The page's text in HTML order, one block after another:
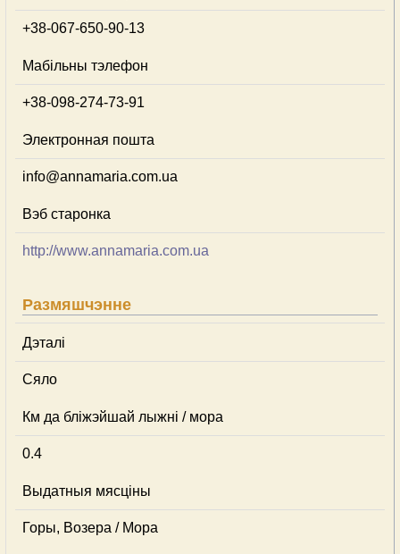
+38-067-650-90-13
Мабільны тэлефон
+38-098-274-73-91
Электронная пошта
info@annamaria.com.ua
Вэб старонка
http://www.annamaria.com.ua
Размяшчэнне
Дэталі
Сяло
Км да бліжэйшай лыжні / мора
0.4
Выдатныя мясціны
Горы, Возера / Мора